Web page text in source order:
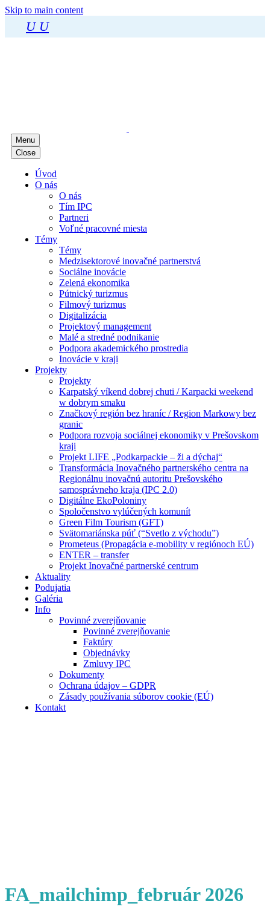
Skip to main content
U U
Menu
Close
Úvod
O nás
O nás
Tím IPC
Partneri
Voľné pracovné miesta
Témy
Témy
Medzisektorové inovačné partnerstvá
Sociálne inovácie
Zelená ekonomika
Pútnický turizmus
Filmový turizmus
Digitalizácia
Projektový management
Malé a stredné podnikanie
Podpora akademického prostredia
Inovácie v kraji
Projekty
Projekty
Karpatský víkend dobrej chuti / Karpacki weekend
w dobrym smaku
Značkový región bez hraníc / Region Markowy bez
granic
Podpora rozvoja sociálnej ekonomiky v Prešovskom
kraji
Projekt LIFE „Podkarpackie – ži a dýchaj“
Transformácia Inovačného partnerského centra na
Regionálnu inovačnú autoritu Prešovského
samosprávneho kraja (IPC 2.0)
Digitálne EkoPoloniny
Spoločenstvo vylúčených komunít
Green Film Tourism (GFT)
Svätomariánska púť (“Svetlo z východu”)
Prometeus (Propagácia e-mobility v regiónoch EÚ)
ENTER – transfer
Projekt Inovačné partnerské centrum
Aktuality
Podujatia
Galéria
Info
Povinné zverejňovanie
Povinné zverejňovanie
Faktúry
Objednávky
Zmluvy IPC
Dokumenty
Ochrana údajov – GDPR
Zásady používania súborov cookie (EÚ)
Kontakt
FA_mailchimp_február 2026